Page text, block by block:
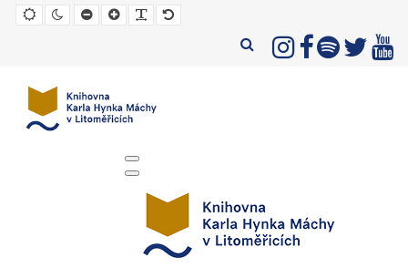
Default
mode
Night
mode
Set
smaller
Set
larger
Make
font
Set
default